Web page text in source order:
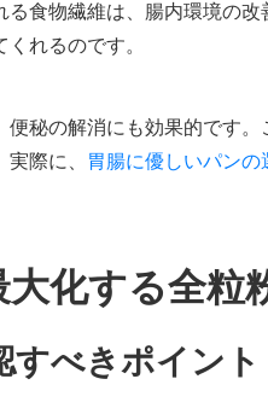
る食物繊維は、腸内環境の
れるのです。
便秘の解消にも効果的です
際に、
胃腸に優しいパンの
化する全粒
すべきポイント